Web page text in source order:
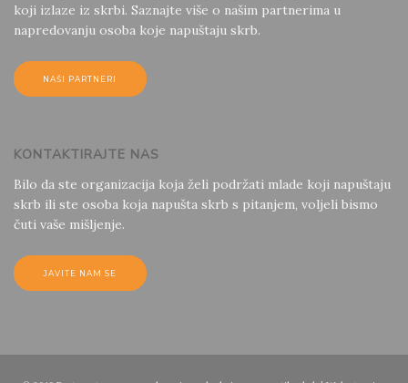
koji izlaze iz skrbi. Saznajte više o našim partnerima u
napredovanju osoba koje napuštaju skrb.
NAŠI PARTNERI
KONTAKTIRAJTE NAS
Bilo da ste organizacija koja želi podržati mlade koji napuštaju
skrb ili ste osoba koja napušta skrb s pitanjem, voljeli bismo
čuti vaše mišljenje.
JAVITE NAM SE